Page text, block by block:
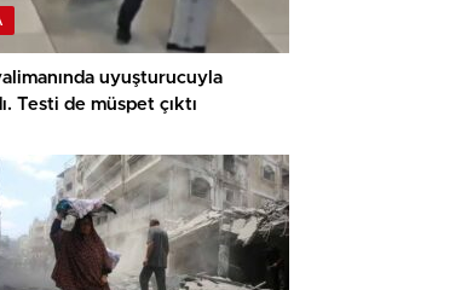
uyuşturucuyla
Testi de müspet çıktı